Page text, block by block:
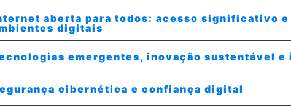
aberta para todos: acesso significativo e
digitais
emergentes, inovação sustentável
cibernética e confiança digital